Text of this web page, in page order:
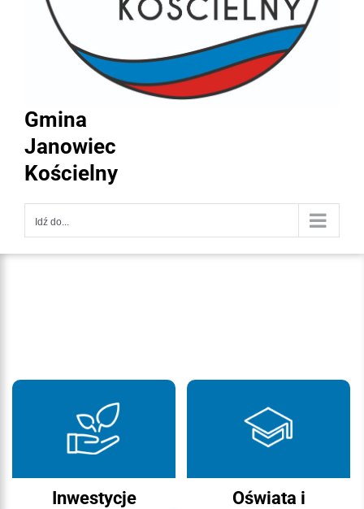
Gmina
Janowiec
Kościelny
Idź do...
Inwestycje
Oświata i